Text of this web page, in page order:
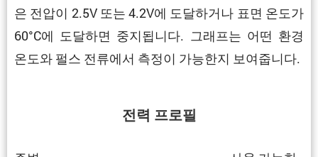
은 전압이 2.5V 또는 4.2V에 도달하거나 표면 온도가
60°C에 도달하면 중지됩니다. 그래프는 어떤 환경
온도와 펄스 전류에서 측정이 가능한지 보여줍니다.
전력 프로필